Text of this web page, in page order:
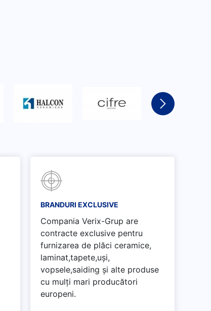
BRANDURI EXCLUSIVE
Compania Verix-Grup are
contracte exclusive pentru
furnizarea de plăci ceramice,
laminat,tapete,uși,
vopsele,saiding și alte produse
cu mulți mari producători
europeni.